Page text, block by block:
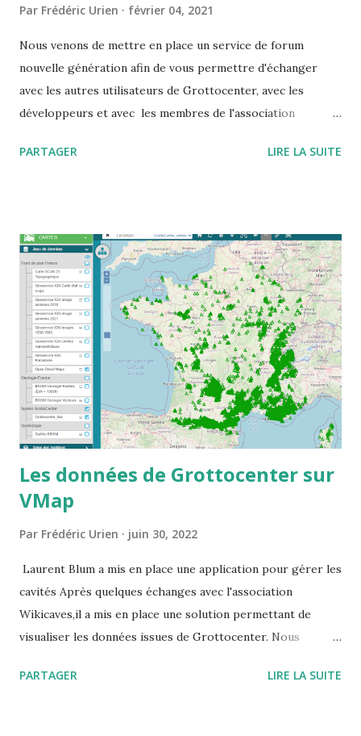
Par Frédéric Urien février 04, 2021
Nous venons de mettre en place un service de forum
nouvelle génération afin de vous permettre d'échanger
avec les autres utilisateurs de Grottocenter, avec les
développeurs et avec les membres de l'association
est https://grottocenter.discourse.group/
PARTAGER LIRE LA SUITE
Les données de Grottocenter sur
VMap
Par Frédéric Urien juin 30, 2022
Laurent Blum a mis en place une application pour gérer les
cavités Après quelques échanges avec l'association
Wikicaves,il a mis en place une solution permettant de
visualiser les données issues de Grottocenter. Nous
pour cela il a créé un utilisateur générique que vous
PARTAGER LIRE LA SUITE